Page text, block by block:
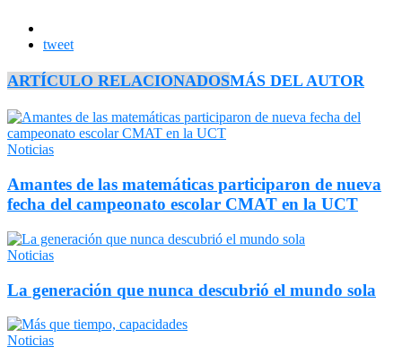
tweet
ARTÍCULO RELACIONADOSMÁS DEL AUTOR
Noticias
Amantes de las matemáticas participaron de nueva
fecha del campeonato escolar CMAT en la UCT
Noticias
La generación que nunca descubrió el mundo sola
Noticias